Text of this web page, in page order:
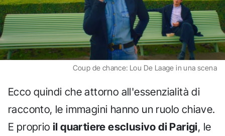
Coup de chance: Lou De Laage in una scena
Ecco quindi che attorno all'essenzialità di
racconto, le immagini hanno un ruolo chiave.
E proprioil quartiere esclusivo di Parigi, le